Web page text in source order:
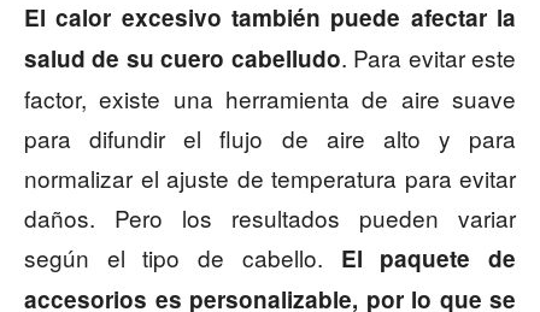
El calor excesivo también puede afectar la
salud de su cuero cabelludo. Para evitar este
factor, existe una herramienta de aire suave
para difundir el flujo de aire alto y para
normalizar el ajuste de temperatura para evitar
daños. Pero los resultados pueden variar
según el tipo de cabello. El paquete de
accesorios es personalizable, por lo que se